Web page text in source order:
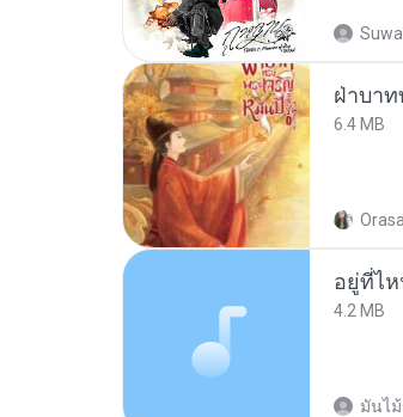
ฝ่าบา
6.4 MB
อยู่ที่ไ
4.2 MB
มันไม้